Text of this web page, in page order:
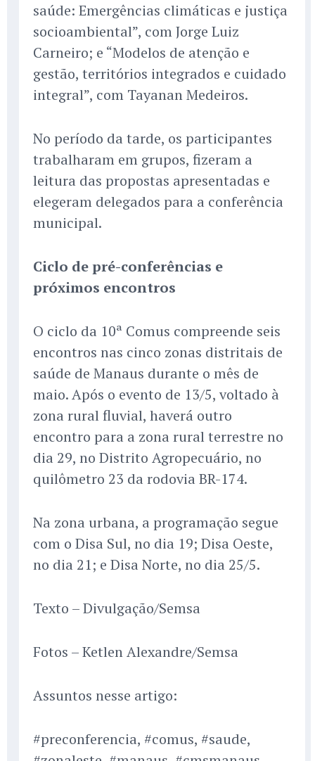
saúde: Emergências climáticas e justiça
socioambiental”, com Jorge Luiz
Carneiro; e “Modelos de atenção e
gestão, territórios integrados e cuidado
integral”, com Tayanan Medeiros.
No período da tarde, os participantes
trabalharam em grupos, fizeram a
leitura das propostas apresentadas e
elegeram delegados para a conferência
municipal.
Ciclo de pré-conferências e
próximos encontros
O ciclo da 10ª Comus compreende seis
encontros nas cinco zonas distritais de
saúde de Manaus durante o mês de
maio. Após o evento de 13/5, voltado à
zona rural fluvial, haverá outro
encontro para a zona rural terrestre no
dia 29, no Distrito Agropecuário, no
quilômetro 23 da rodovia BR-174.
Na zona urbana, a programação segue
com o Disa Sul, no dia 19; Disa Oeste,
no dia 21; e Disa Norte, no dia 25/5.
Texto – Divulgação/Semsa
Fotos – Ketlen Alexandre/Semsa
Assuntos nesse artigo:
#preconferencia, #comus, #saude,